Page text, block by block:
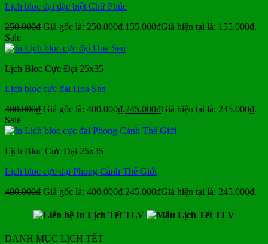
Lịch bloc đại đặc biệt Chữ Phúc
250.000₫ Giá gốc là: 250.000₫.155.000₫Giá hiện tại là: 155.000₫.
Sale
Lịch Bloc Cực Đại 25x35
Lịch bloc cực đại Hoa Sen
400.000₫ Giá gốc là: 400.000₫.245.000₫Giá hiện tại là: 245.000₫.
Sale
Lịch Bloc Cực Đại 25x35
Lịch bloc cực đại Phong Cảnh Thế Giới
400.000₫ Giá gốc là: 400.000₫.245.000₫Giá hiện tại là: 245.000₫.
DANH MỤC LỊCH TẾT